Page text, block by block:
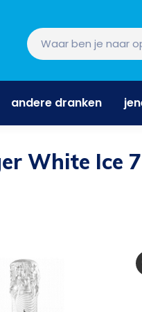
andere dranken
White Ice